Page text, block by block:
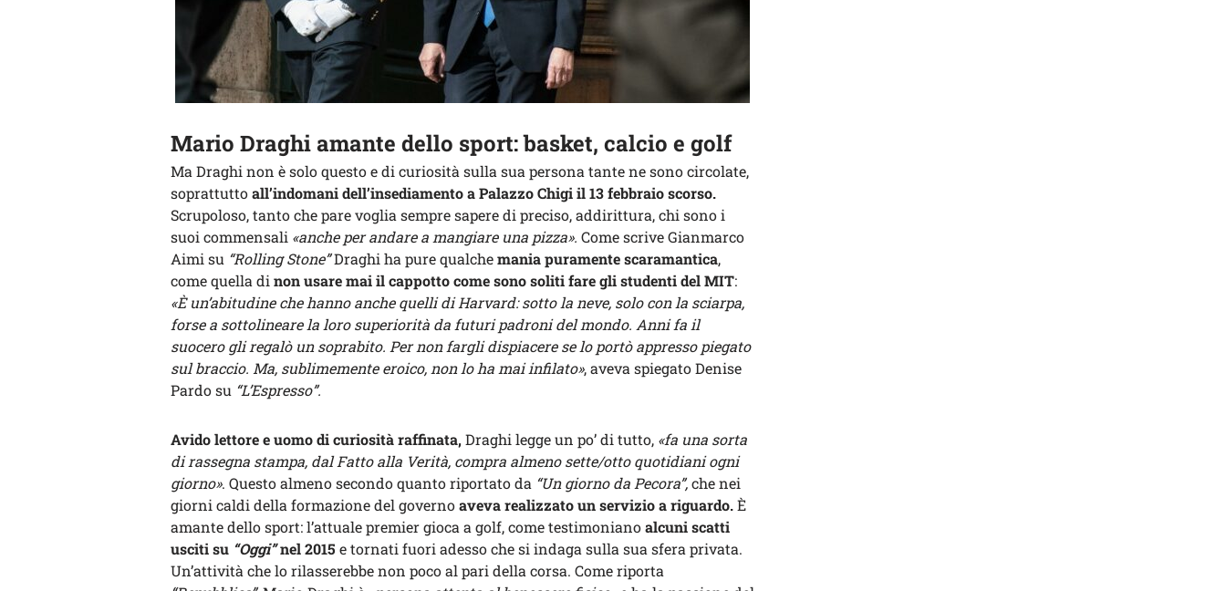
Mario Draghi amante dello sport: basket, calcio e golf
Ma Draghi non è solo questo e di curiosità sulla sua persona tante ne sono circolate,
soprattuttoall’indomani dell’insediamento a Palazzo Chigi il 13 febbraio scorso.
Scrupoloso, tanto che pare voglia sempre sapere di preciso, addirittura, chi sono i
suoi commensali «anche per andare a mangiare una pizza». Come scrive Gianmarco
Aimi su “Rolling Stone”Draghi ha pure qualchemania puramente scaramantica,
come quella di non usare mai il cappotto come sono soliti fare gli studenti del MIT:
«È un’abitudine che hanno anche quelli di Harvard: sotto la neve, solo con la sciarpa,
forse a sottolineare la loro superiorità da futuri padroni del mondo. Anni fa il
suocero gli regalò un soprabito. Per non fargli dispiacere se lo portò appresso piegato
sul braccio. Ma, sublimemente eroico, non lo ha mai infilato», aveva spiegato Denise
Pardo su “L’Espresso”.
Avido lettore e uomo di curiosità raffinata,Draghi legge un po’ di tutto, «fa una sorta
di rassegna stampa, dal Fatto alla Verità, compra almeno sette/otto quotidiani ogni
giorno». Questo almeno secondo quanto riportato da “Un giorno da Pecora”,che nei
giorni caldi della formazione del governoaveva realizzato un servizio a riguardo.È
amante dello sport: l’attuale premier gioca a golf, come testimonianoalcuni scatti
usciti su “Oggi”nel 2015 e tornati fuori adesso che si indaga sulla sua sfera privata.
Un’attività che lo rilasserebbe non poco al pari della corsa. Come riporta